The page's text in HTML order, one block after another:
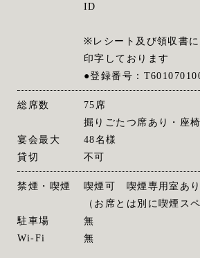
ID
※レシート及び領収書
印字しております
●登録番号：
総席数
75席
掘りごたつ席あり・座
宴会最大
48名様
貸切
不可
禁煙・喫煙
喫煙可 喫煙専用室あり
（お席とは別に喫煙ス
駐車場
無
Wi-Fi
無